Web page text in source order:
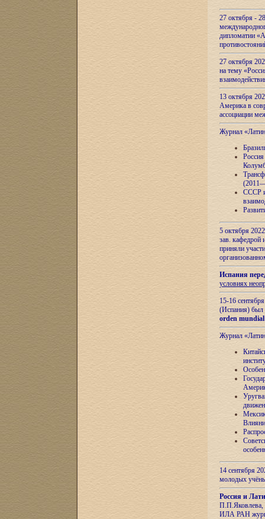
27 октября -
дипломатии
27 октября
на тему
13 октября
Америка в
ассоциации
Журнал
СССР и
5 октября
зав.
приняли
Испания
условиях
15-16
(Испания) был
orden
Журнал
14 сентября
молодых
Россия и
П.П.Яковлева,
ИЛА РАН